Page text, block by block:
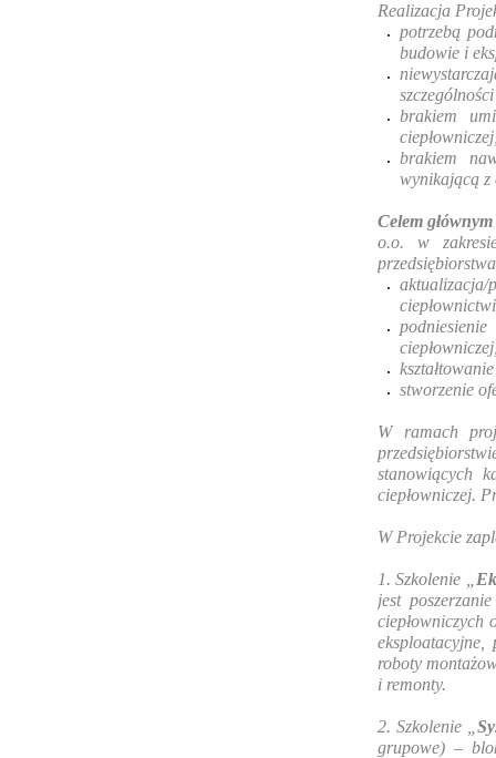
Realizacja
potrzebą
budowie i
brakiem
brakiem
wynikającą z
Celem
o.o. w
stworzenie
W ramach
stanowiących
ciepłowniczej.
W Projekcie
1. Szkolenie „
jest
ciepłowniczych
eksploatacyjne,
roboty
i remonty.
2. Szkolenie „
grupowe) –